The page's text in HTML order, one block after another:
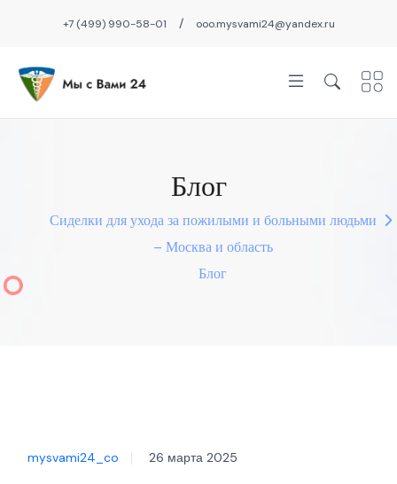
+7 (499) 990-58-01 / ooo.mysvami24@yandex.ru
Блог
Сиделки для ухода за пожилыми и больными людьми
– Москва и область
Блог
mysvami24_co 26 марта 2025